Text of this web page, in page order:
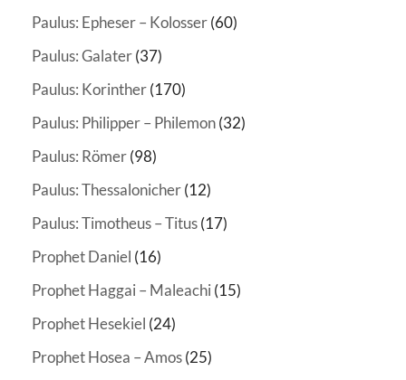
Paulus: Epheser – Kolosser(60)
Paulus: Galater(37)
Paulus: Korinther(170)
Paulus: Philipper – Philemon(32)
Paulus: Römer(98)
Paulus: Thessalonicher(12)
Paulus: Timotheus – Titus(17)
Prophet Daniel (16)
Prophet Haggai – Maleachi (15)
Prophet Hesekiel (24)
Prophet Hosea – Amos(25)